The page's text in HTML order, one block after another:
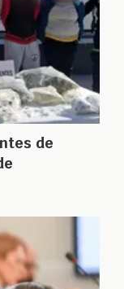
de